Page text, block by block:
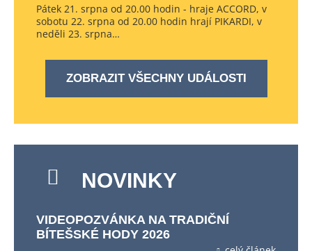
Pátek 21. srpna od 20.00 hodin - hraje ACCORD, v
sobotu 22. srpna od 20.00 hodin hrají PIKARDI, v
neděli 23. srpna…
ZOBRAZIT VŠECHNY UDÁLOSTI
NOVINKY
VIDEOPOZVÁNKA NA TRADIČNÍ
BÍTEŠSKÉ HODY 2026